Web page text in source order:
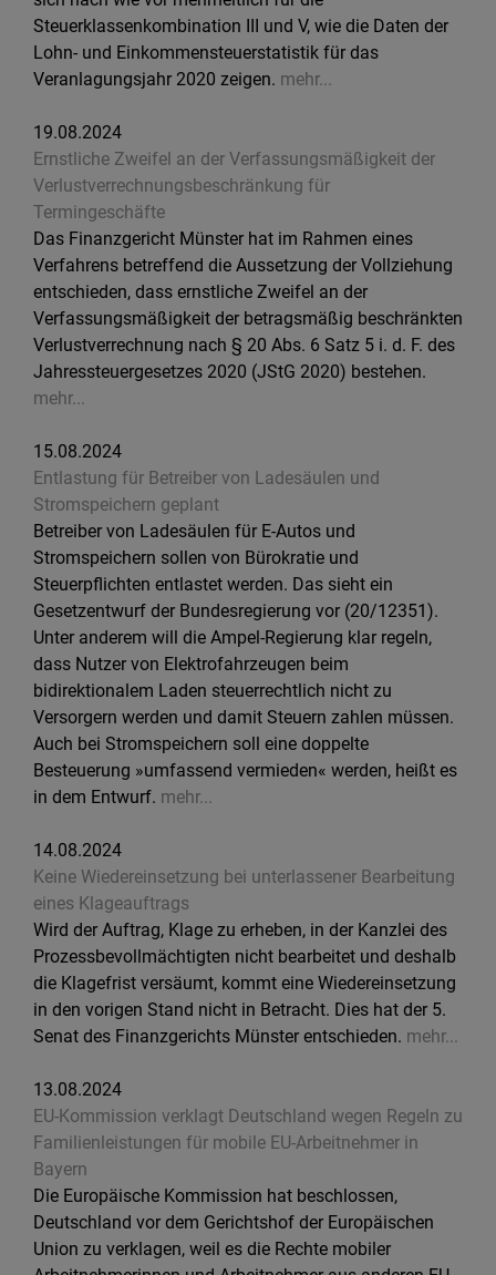
Steuerklassenkombination III und V, wie die Daten der
Lohn- und Einkommensteuerstatistik für das
Veranlagungsjahr 2020 zeigen. mehr...
19.08.2024
Ernstliche Zweifel an der Verfassungsmäßigkeit der
Verlustverrechnungsbeschränkung für
Termingeschäfte
Das Finanzgericht Münster hat im Rahmen eines
Verfahrens betreffend die Aussetzung der Vollziehung
entschieden, dass ernstliche Zweifel an der
Verfassungsmäßigkeit der betragsmäßig beschränkten
Verlustverrechnung nach § 20 Abs. 6 Satz 5 i. d. F. des
Jahressteuergesetzes 2020 (JStG 2020) bestehen.
mehr...
15.08.2024
Entlastung für Betreiber von Ladesäulen und
Stromspeichern geplant
Betreiber von Ladesäulen für E-Autos und
Stromspeichern sollen von Bürokratie und
Steuerpflichten entlastet werden. Das sieht ein
Gesetzentwurf der Bundesregierung vor (20/12351).
Unter anderem will die Ampel-Regierung klar regeln,
dass Nutzer von Elektrofahrzeugen beim
bidirektionalem Laden steuerrechtlich nicht zu
Versorgern werden und damit Steuern zahlen müssen.
Auch bei Stromspeichern soll eine doppelte
Besteuerung »umfassend vermieden« werden, heißt es
in dem Entwurf. mehr...
14.08.2024
Keine Wiedereinsetzung bei unterlassener Bearbeitung
eines Klageauftrags
Wird der Auftrag, Klage zu erheben, in der Kanzlei des
Prozessbevollmächtigten nicht bearbeitet und deshalb
die Klagefrist versäumt, kommt eine Wiedereinsetzung
in den vorigen Stand nicht in Betracht. Dies hat der 5.
Senat des Finanzgerichts Münster entschieden. mehr...
13.08.2024
EU-Kommission verklagt Deutschland wegen Regeln zu
Familienleistungen für mobile EU-Arbeitnehmer in
Bayern
Die Europäische Kommission hat beschlossen,
Deutschland vor dem Gerichtshof der Europäischen
Union zu verklagen, weil es die Rechte mobiler